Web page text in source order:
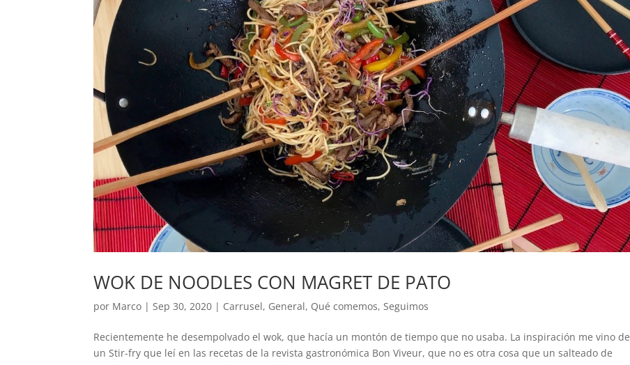
WOK DE NOODLES CON MAGRET DE PATO
por Marco | Sep 30, 2020 | Carrusel, General, Qué comemos, Seguimos
Recientemente he desempolvado el wok, que hacía un montón de tiempo que no usaba. La inspiración me vino de
un Stir-fry que leí en las recetas de la revista gastronómica Bon Viveur, que no es otra cosa que un salteado de